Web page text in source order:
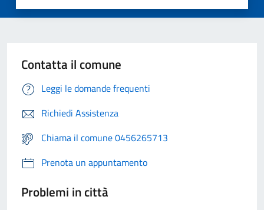
Contatta il comune
Leggi le domande frequenti
Richiedi Assistenza
Chiama il comune 0456265713
Prenota un appuntamento
Problemi in città